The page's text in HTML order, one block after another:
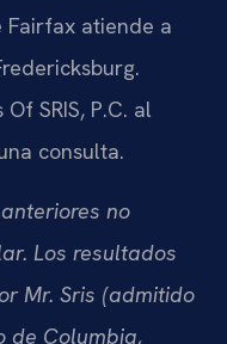
Fairfax atiende a
SRIS, P.C. al
consulta.
no
Los resultados
Mr. Sris (admitido
de Columbia,